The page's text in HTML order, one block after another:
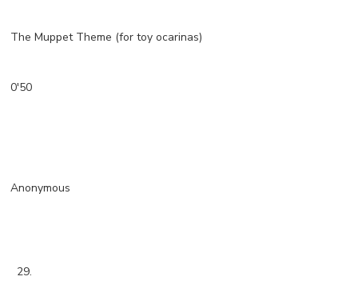
The Muppet Theme (for toy ocarinas)
0'50
Anonymous
29.